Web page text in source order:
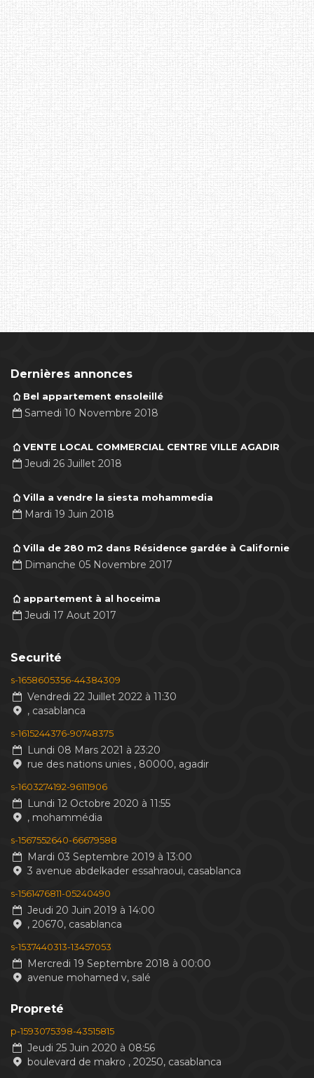
Dernières annonces
Bel appartement ensoleillé
Samedi 10 Novembre 2018
VENTE LOCAL COMMERCIAL CENTRE VILLE AGADIR
Jeudi 26 Juillet 2018
Villa a vendre la siesta mohammedia
Mardi 19 Juin 2018
Villa de 280 m2 dans Résidence gardée à Californie
Dimanche 05 Novembre 2017
appartement à al hoceima
Jeudi 17 Aout 2017
Securité
s-1658605356-44384309
Vendredi 22 Juillet 2022 à 11:30
, casablanca
s-1615244376-90748375
Lundi 08 Mars 2021 à 23:20
rue des nations unies , 80000, agadir
s-1603274192-96111906
Lundi 12 Octobre 2020 à 11:55
, mohammédia
s-1567552640-66679588
Mardi 03 Septembre 2019 à 13:00
3 avenue abdelkader essahraoui, casablanca
s-1561476811-05240490
Jeudi 20 Juin 2019 à 14:00
, 20670, casablanca
s-1537440313-13457053
Mercredi 19 Septembre 2018 à 00:00
avenue mohamed v, salé
Propreté
p-1593075398-43515815
Jeudi 25 Juin 2020 à 08:56
boulevard de makro , 20250, casablanca